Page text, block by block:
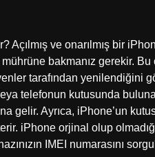
Açılmış ve onarılmış bir
bakmanız gerekir.
tarafından yenilendiğini
telefonun kutusunda
gelir. Ayrıca, iPhone’un
iPhone orjinal olup
IMEI numarasını